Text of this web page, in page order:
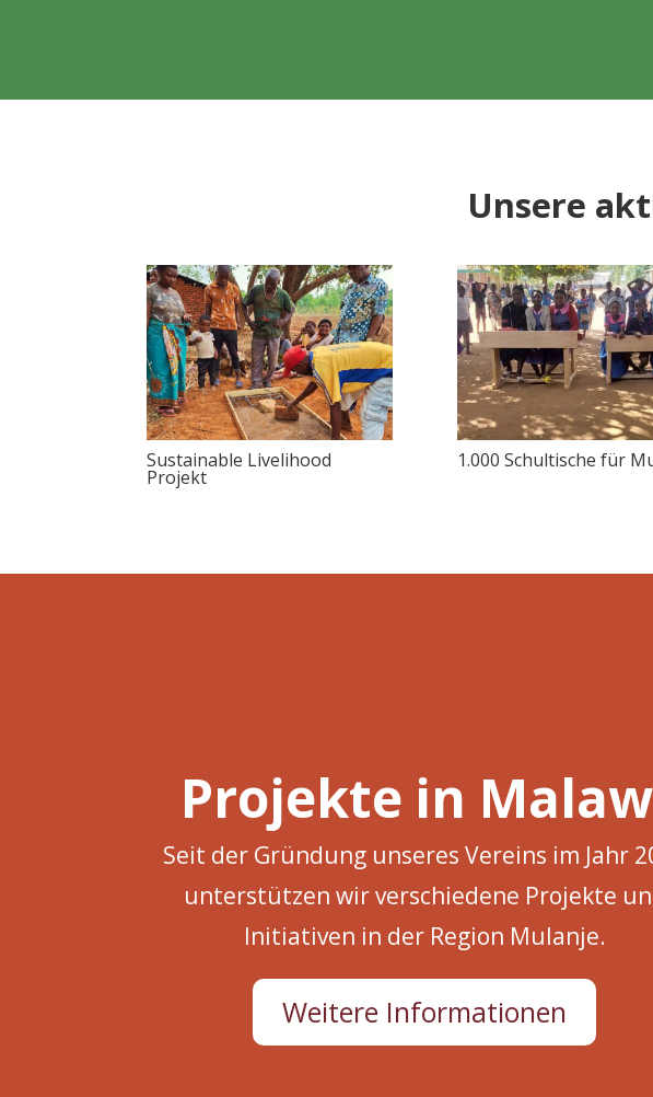
Unsere
Sustainable Livelihood
Projekt
1.000 Schultische für
Projekte in
Seit der Gründung unseres Vereins im Jahr
unterstützen wir verschiedene Projekte
Initiativen in der Region Mulanje.
Weitere Informationen